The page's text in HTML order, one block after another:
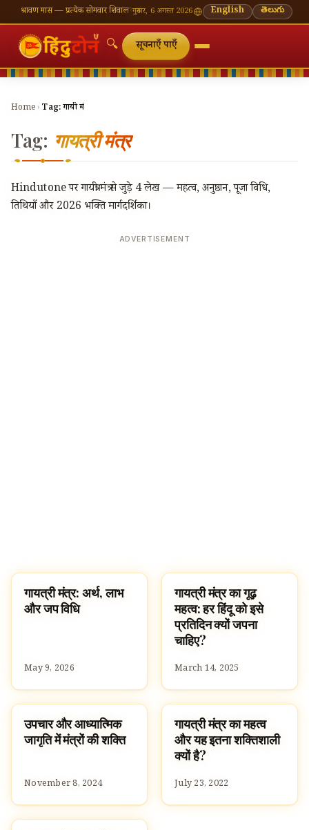
श्रावण मास — प्रत्येक सोमवार शिवालय दर्शन का महत्व🌸 गणेश चतुर्थी — भाद्रपद शुक्ल चतुर्थी ⛩
गुरुवार, 6 अगस्त 2026 English తెలుగు
🔍 सूचनाएँ पाएँ
Home › Tag:गायत्री मंत्र
Tag: गायत्री मंत्र
Hindutone पर गायत्री मंत्र से जुड़े 4 लेख — महत्व, अनुष्ठान, पूजा विधि,
तिथियाँ और 2026 भक्ति मार्गदर्शिका।
ADVERTISEMENT
पूजा, श्लोक और मंत्र
गायत्री मंत्र: अर्थ, लाभ
और जप विधि
May 9, 2026
SLOKAS AND MANTRAS
गायत्री मंत्र का गूढ़
महत्व: हर हिंदू को इसे
प्रतिदिन क्यों जपना
चाहिए?
March 14, 2025
SPIRITUALITY
उपचार और आध्यात्मिक
जागृति में मंत्रों की शक्ति
November 8, 2024
SPIRITUALITY
गायत्री मंत्र का महत्व
और यह इतना शक्तिशाली
क्यों है?
July 23, 2022